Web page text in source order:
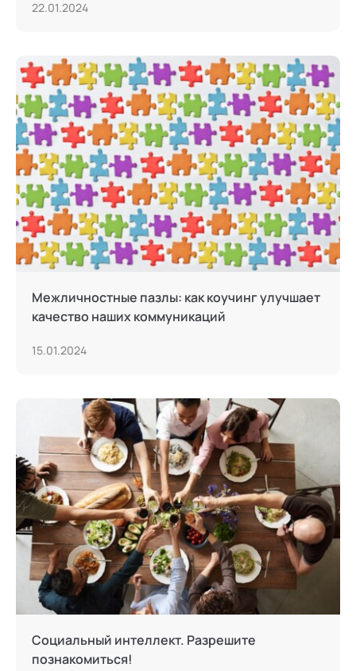
22.01.2024
Межличностные пазлы: как коучинг улучшает
качество наших коммуникаций
15.01.2024
Социальный интеллект. Разрешите
познакомиться!